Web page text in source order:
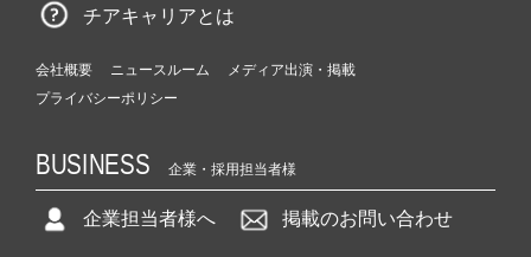
チアキャリアとは
会社概要 ニュースルーム
メディア出演・掲載
プライバシーポリシー
BUSINESS 企業・採用担当者様
企業担当者様へ 掲載のお問い合わせ